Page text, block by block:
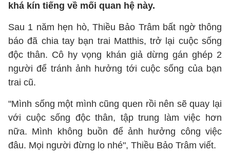
khá kín tiếng về mối quan hệ này.
Sau 1 năm hẹn hò, Thiều Bảo Trâm bất ngờ thông
báo đã chia tay bạn trai Matthis, trở lại cuộc sống
độc thân. Cô hy vọng khán giả dừng gán ghép 2
người để tránh ảnh hưởng tới cuộc sống của bạn
trai cũ.
"Mình sống một mình cũng quen rồi nên sẽ quay lại
với cuộc sống độc thân, tập trung làm việc hơn
nữa. Mình không buồn để ảnh hưởng công việc
đâu. Mọi người đừng lo nhé", Thiều Bảo Trâm viết.